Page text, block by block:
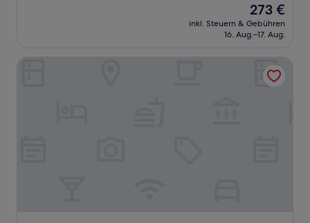
Der
Preis
beträgt
273 €
inkl. Steuern & Gebühren
16. Aug.–17. Aug.
Club Quarters Hotel World Trade Center, New York